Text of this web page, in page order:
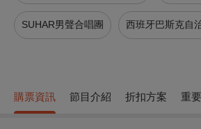
SUHAR男聲合唱團 西班牙巴斯克自
購票資訊 節目介紹 折扣方案 重